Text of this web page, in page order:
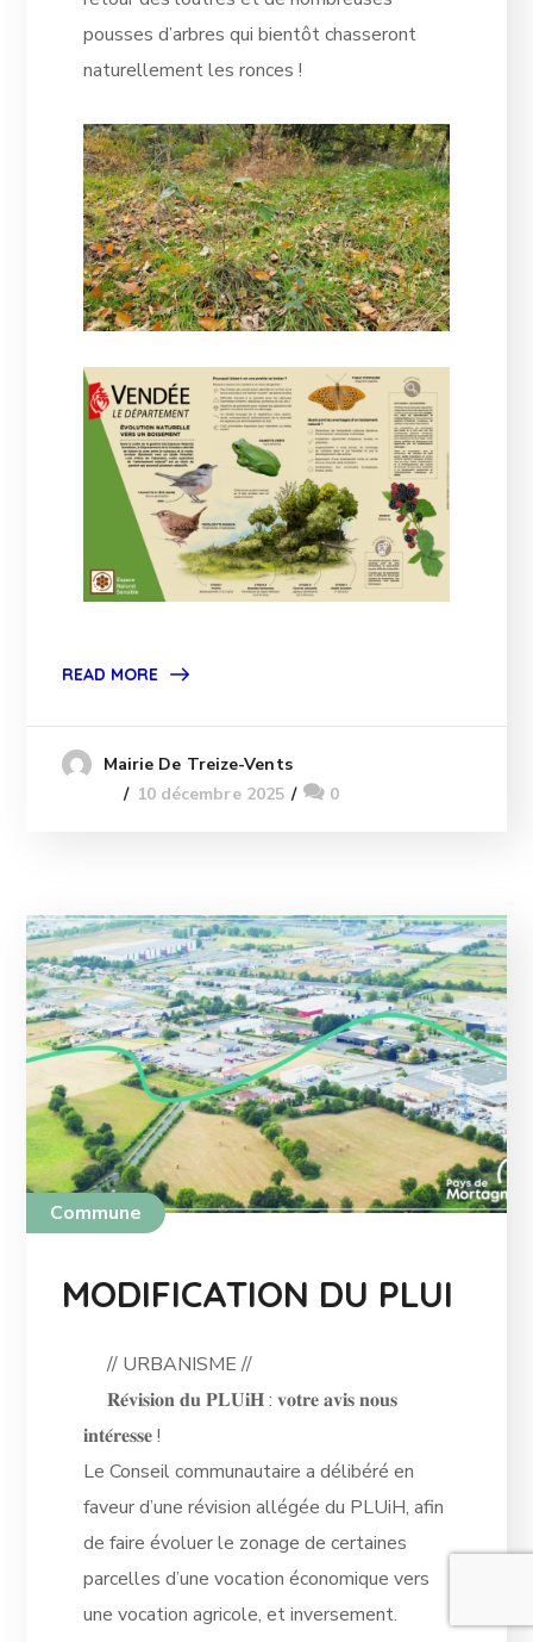
pousses d’arbres qui bientôt chasseront
naturellement les ronces !
READ MORE
Mairie De Treize-Vents
10 décembre 2025
0
Commune
MODIFICATION DU PLUI
// URBANISME //
𝐑𝐞́𝐯𝐢𝐬𝐢𝐨𝐧 𝐝𝐮 𝐏𝐋𝐔𝐢𝐇 : 𝐯𝐨𝐭𝐫𝐞 𝐚𝐯𝐢𝐬 𝐧𝐨𝐮𝐬
𝐢𝐧𝐭𝐞́𝐫𝐞𝐬𝐬𝐞 !
Le Conseil communautaire a délibéré en
faveur d’une révision allégée du PLUiH, afin
de faire évoluer le zonage de certaines
parcelles d’une vocation économique vers
une vocation agricole, et inversement.